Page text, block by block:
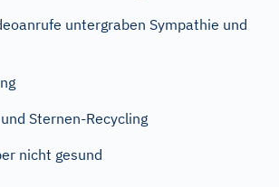
untergraben Sympathie und
Sternen-Recycling
nicht gesund